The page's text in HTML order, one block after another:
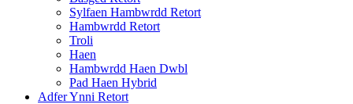
Sylfaen Hambwrdd Retort
Hambwrdd Retort
Troli
Haen
Hambwrdd Haen Dwbl
Pad Haen Hybrid
Adfer Ynni Retort